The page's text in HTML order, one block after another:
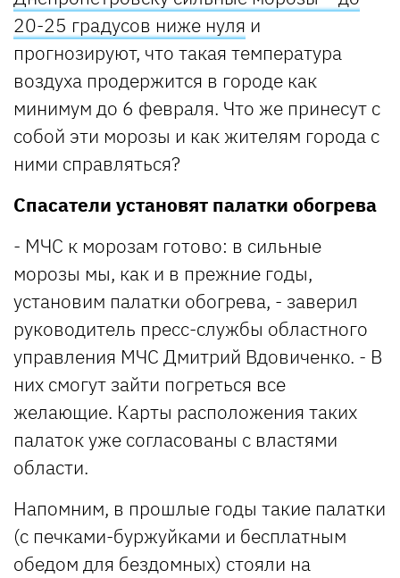
20-25 градусов ниже нуля и
прогнозируют, что такая температура
воздуха продержится в городе как
минимум до 6 февраля. Что же принесут с
собой эти морозы и как жителям города с
ними справляться?
Спасатели установят палатки обогрева
- МЧС к морозам готово: в сильные
морозы мы, как и в прежние годы,
установим палатки обогрева, - заверил
руководитель пресс-службы областного
управления МЧС Дмитрий Вдовиченко. - В
них смогут зайти погреться все
желающие. Карты расположения таких
палаток уже согласованы с властями
области.
Напомним, в прошлые годы такие палатки
(с печками-буржуйками и бесплатным
обедом для бездомных) стояли на